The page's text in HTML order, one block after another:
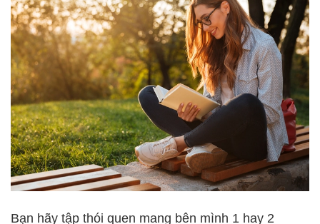
Bạn hãy tập thói quen mang bên mình 1 hay 2